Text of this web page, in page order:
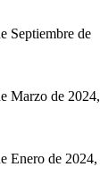
Septiembre de
Marzo de 2024,
Enero de 2024,